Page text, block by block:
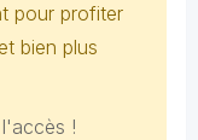
pour profiter
bien plus
!